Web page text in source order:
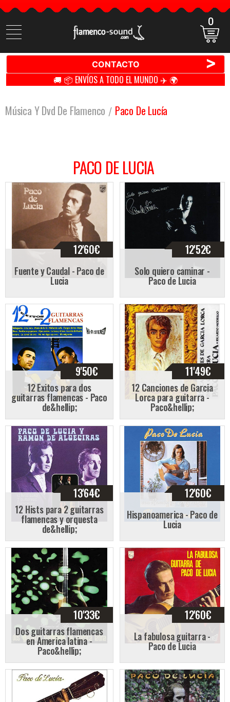
Buscar
productos
0
CONTACTO >
🚚 📦 ENVÍOS A TODO EL MUNDO ✈️ 🌍
Música Y Dvd De Flamenco Paco De Lucía
PACO DE LUCIA
12'60€
Fuente y Caudal - Paco de
Lucia
12'52€
Solo quiero caminar -
Paco de Lucia
9'50€
12 Exitos para dos
guitarras flamencas - Paco
de&hellip;
11'49€
12 Canciones de Garcia
Lorca para guitarra -
Paco&hellip;
13'64€
12 Hists para 2 guitarras
flamencas y orquesta
de&hellip;
12'60€
Hispanoamerica - Paco de
Lucia
10'33€
Dos guitarras flamencas
en America latina -
Paco&hellip;
12'60€
La fabulosa guitarra -
Paco de Lucia